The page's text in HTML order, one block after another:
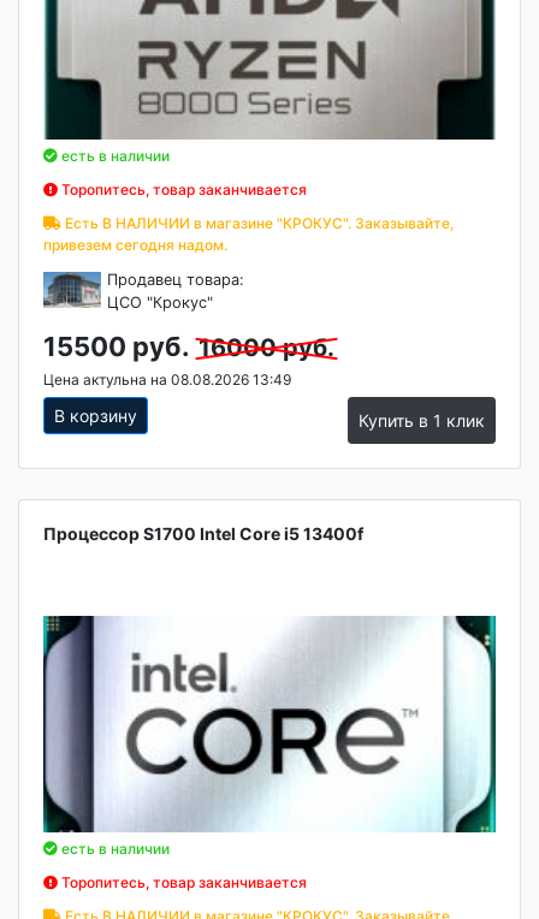
есть в наличии
Торопитесь, товар заканчивается
Есть В НАЛИЧИИ в магазине "КРОКУС". Заказывайте,
привезем сегодня надом.
Продавец товара:
ЦСО "Крокус"
15500 руб. 16000 руб.
Цена актульна на 08.08.2026 13:49
В корзину Купить в 1 клик
Процессор S1700 Intel Core i5 13400f
есть в наличии
Торопитесь, товар заканчивается